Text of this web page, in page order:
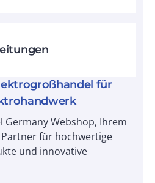
für
Germany Webshop, Ihrem
für hochwertige
und innovative